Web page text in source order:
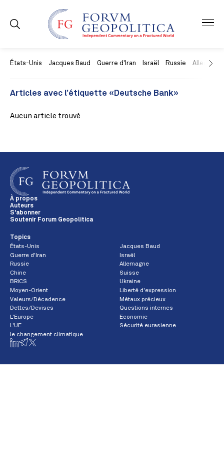
États-Unis Jacques Baud Guerre d'Iran Israël Russie Allemagne
Articles avec l’étiquette «Deutsche Bank»
Aucun article trouvé
À propos
Auteurs
S'abonner
Soutenir Forum Geopolitica
Topics
États-Unis
Jacques Baud
Guerre d'Iran
Israël
Russie
Allemagne
Chine
Suisse
BRICS
Ukraine
Moyen-Orient
Liberté d'expression
Valeurs/Décadence
Métaux précieux
Dettes/Devises
Questions internes
L'Europe
Economie
L'UE
Sécurité eurasienne
le changement climatique